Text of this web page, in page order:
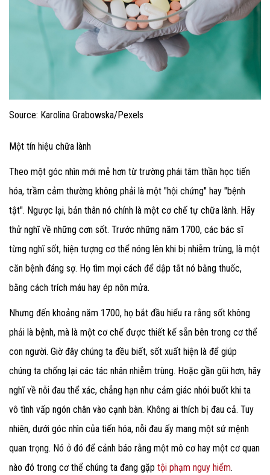
Source: Karolina Grabowska/Pexels
Một tín hiệu chữa lành
Theo một góc nhìn mới mẻ hơn từ trường phái tâm thần học tiến
hóa, trầm cảm thường không phải là một "hội chứng" hay "bệnh
tật". Ngược lại, bản thân nó chính là một cơ chế tự chữa lành. Hãy
thử nghĩ về những cơn sốt. Trước những năm 1700, các bác sĩ
từng nghĩ sốt, hiện tượng cơ thể nóng lên khi bị nhiễm trùng, là một
căn bệnh đáng sợ. Họ tìm mọi cách để dập tắt nó bằng thuốc,
bằng cách trích máu hay ép nôn mửa.
Nhưng đến khoảng năm 1700, họ bắt đầu hiểu ra rằng sốt không
phải là bệnh, mà là một cơ chế được thiết kế sẵn bên trong cơ thể
con người. Giờ đây chúng ta đều biết, sốt xuất hiện là để giúp
chúng ta chống lại các tác nhân nhiễm trùng. Hoặc gần gũi hơn, hãy
nghĩ về nỗi đau thể xác, chẳng hạn như cảm giác nhói buốt khi ta
vô tình vấp ngón chân vào cạnh bàn. Không ai thích bị đau cả. Tuy
nhiên, dưới góc nhìn của tiến hóa, nỗi đau ấy mang một sứ mệnh
quan trọng. Nó ở đó để cảnh báo rằng một mô cơ hay một cơ quan
nào đó trong cơ thể chúng ta đang gặp tội phạm nguy hiểm.